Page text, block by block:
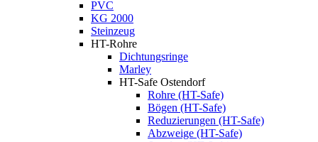
PVC
KG 2000
Steinzeug
HT-Rohre
Dichtungsringe
Marley
HT-Safe Ostendorf
Rohre (HT-Safe)
Bögen (HT-Safe)
Reduzierungen (HT-Safe)
Abzweige (HT-Safe)